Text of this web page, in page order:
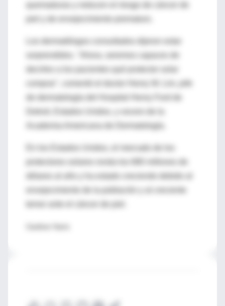
quemaduras y reducen el riesgo de cáncer de
Los dermatólogos consultados dijeron estar
sorprendidos. "Ahora, seremos capaces de
de dermatología del Hospital Henry Ford de
Academia Americana de Dermatología.